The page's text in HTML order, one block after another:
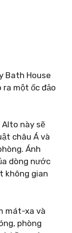
Bath House
ra một ốc đảo
Alto này sẽ
châu Á và
Ánh
dòng nước
không gian
mát-xa và
phòng